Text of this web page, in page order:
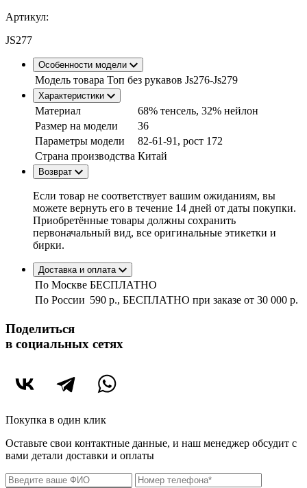
Артикул:
JS277
Особенности модели
Модель товара Топ без рукавов Js276-Js279
Характеристики
Материал
68% тенсель, 32% нейлон
Размер на модели
36
Параметры модели
82-61-91, рост 172
Страна производства Китай
Возврат
Если товар не соответствует вашим ожиданиям, вы
можете вернуть его в течение 14 дней от даты покупки.
Приобретённые товары должны сохранить
первоначальный вид, все оригинальные этикетки и
бирки.
Доставка и оплата
По Москве БЕСПЛАТНО
По России 590 р., БЕСПЛАТНО при заказе от 30 000 р.
Поделиться
в социальных сетях
Покупка в один клик
Оставьте свои контактные данные, и наш менеджер обсудит с
вами детали доставки и оплаты